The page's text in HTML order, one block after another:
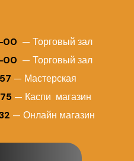
— Торговый зал
— Торговый зал
— Мастерская
— Каспи магазин
— Онлайн магазин